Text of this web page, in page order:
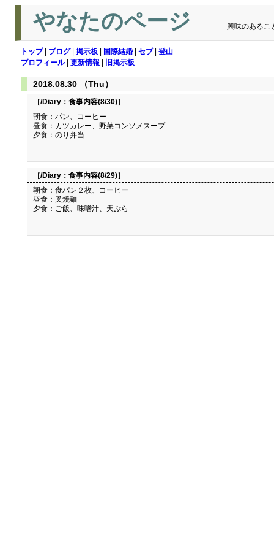
やなたのページ 興味のあるこ
トップ| ブログ| 掲示板 国際結婚 セブ| 登山
プロフィール| 更新情報 旧掲示板
2018.08.30 （Thu）
［/Diary： 食事内容(8/30)］
朝食：パン、コーヒー
昼食：カツカレー、野菜コンソメスープ
夕食：のり弁当
［/Diary： 食事内容(8/29)］
朝食：食パン２枚、コーヒー
昼食：叉焼麺
夕食：ご飯、味噌汁、天ぷら